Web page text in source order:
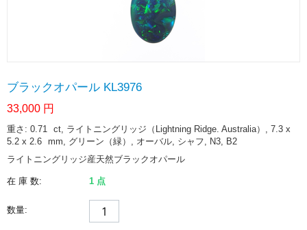
ブラックオパール KL3976
33,000 円
重さ: 0.71 ct, ライトニングリッジ（Lightning Ridge. Australia）, 7.3 x
5.2 x 2.6 mm, グリーン（緑）, オーバル, シャフ, N3, B2
ライトニングリッジ産天然ブラックオパール
在 庫 数: 1 点
数量: